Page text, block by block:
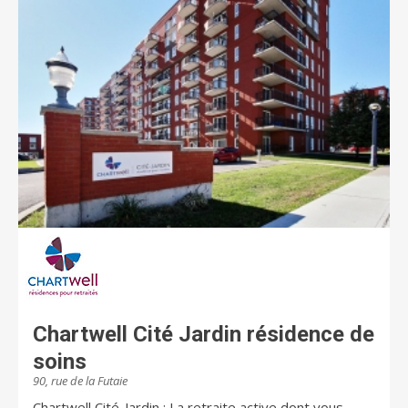
simple phrase; c'est une priorité absolue. Nous tenons
à ce que nos résidents sachent que les soins et les
services qui leur sont offerts dans les résidences
Chartwell leur permettront de mener une vie
heureuse, enrichissante et saine. Il est primordial que
les familles soient rassurées que leurs proches
évoluent dans un environnement sûr et qu'ils
participent à la vie quotidienne dans nos résidences
selon leurs envies et leurs intérêts. Chartwell offre un
éventail complet de résidences pour retraités. Il s'agit
du plus important propriétaire et gestionnaire de
résidences pour retraités au Canada. Au Québec,
Chartwell compte plus de 10 000 résidents et emploie
environ 3 000 employés. Pour de plus amples
renseignements, visitez chartwell.com
Chartwell Cité Jardin résidence de
soins
90, rue de la Futaie